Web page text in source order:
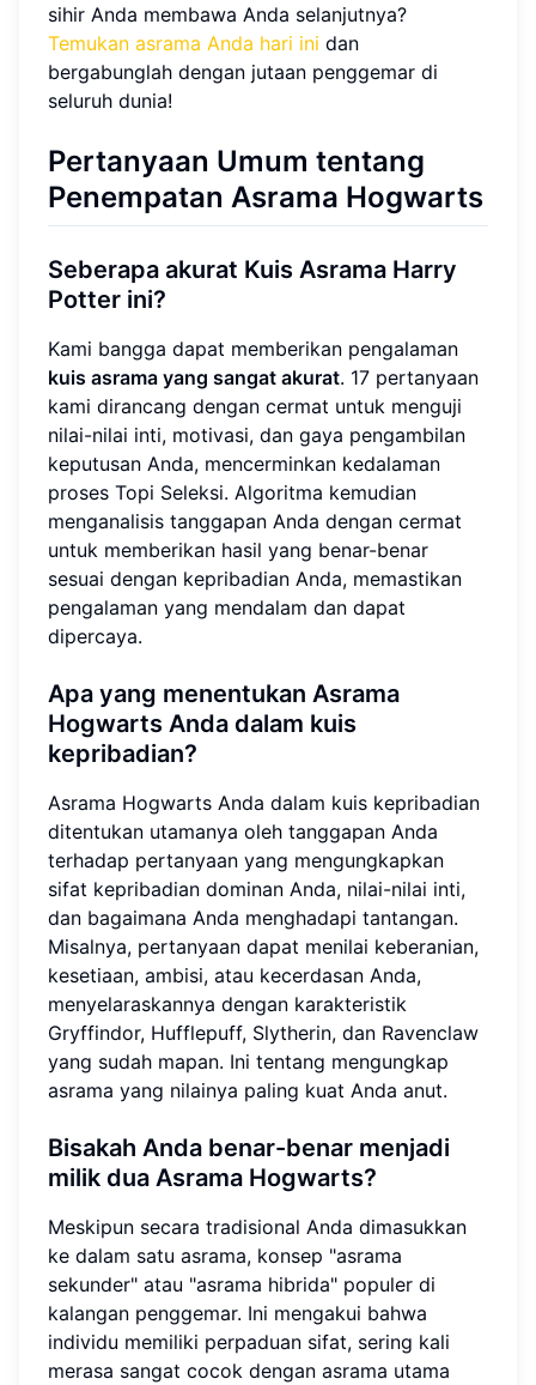
sihir Anda membawa Anda selanjutnya?
Temukan asrama Anda hari ini dan
bergabunglah dengan jutaan penggemar di
seluruh dunia!
Pertanyaan Umum tentang
Penempatan Asrama Hogwarts
Seberapa akurat Kuis Asrama Harry
Potter ini?
Kami bangga dapat memberikan pengalaman
kuis asrama yang sangat akurat. 17 pertanyaan
kami dirancang dengan cermat untuk menguji
nilai-nilai inti, motivasi, dan gaya pengambilan
keputusan Anda, mencerminkan kedalaman
proses Topi Seleksi. Algoritma kemudian
menganalisis tanggapan Anda dengan cermat
untuk memberikan hasil yang benar-benar
sesuai dengan kepribadian Anda, memastikan
pengalaman yang mendalam dan dapat
dipercaya.
Apa yang menentukan Asrama
Hogwarts Anda dalam kuis
kepribadian?
Asrama Hogwarts Anda dalam kuis kepribadian
ditentukan utamanya oleh tanggapan Anda
terhadap pertanyaan yang mengungkapkan
sifat kepribadian dominan Anda, nilai-nilai inti,
dan bagaimana Anda menghadapi tantangan.
Misalnya, pertanyaan dapat menilai keberanian,
kesetiaan, ambisi, atau kecerdasan Anda,
menyelaraskannya dengan karakteristik
Gryffindor, Hufflepuff, Slytherin, dan Ravenclaw
yang sudah mapan. Ini tentang mengungkap
asrama yang nilainya paling kuat Anda anut.
Bisakah Anda benar-benar menjadi
milik dua Asrama Hogwarts?
Meskipun secara tradisional Anda dimasukkan
ke dalam satu asrama, konsep "asrama
sekunder" atau "asrama hibrida" populer di
kalangan penggemar. Ini mengakui bahwa
individu memiliki perpaduan sifat, sering kali
merasa sangat cocok dengan asrama utama